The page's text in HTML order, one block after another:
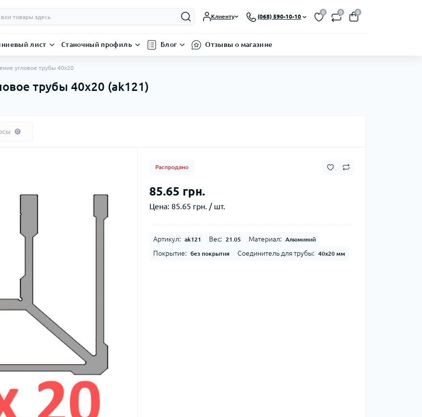
Клиенту (068) 590-10-10
0 0 0
лист Станочный профиль Блог Отзывы о магазине
угловое трубы 40х20
трубы 40х20 (ak121)
0
Распродано
85.65 грн.
Цена: 85.65 грн. / шт.
Артикул: ak121 Вес: 21.05 Материал: Алюминий
Покрытие: без покрытия Соединитель для трубы: 40х20 мм